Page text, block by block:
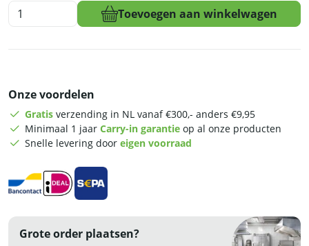
HCB
Warmtebrug
RVS
aantal
Toevoegen aan winkelwagen
Onze voordelen
Gratis verzending in NL vanaf €300,- anders €9,95
Minimaal 1 jaar Carry-in garantie op al onze producten
Snelle levering door eigen voorraad
Grote order plaatsen?